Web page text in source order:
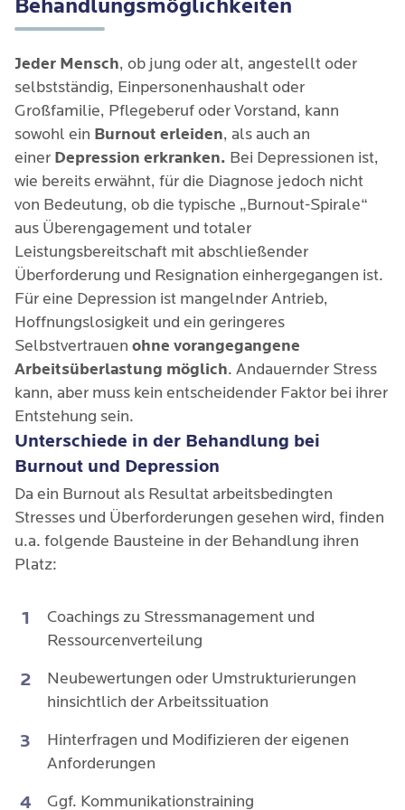
Behandlungsmöglichkeiten
Jeder Mensch, ob jung oder alt, angestellt oder
selbstständig, Einpersonenhaushalt oder
Großfamilie, Pflegeberuf oder Vorstand, kann
sowohl ein Burnout erleiden, als auch an
einer Depression erkranken. Bei Depressionen ist,
wie bereits erwähnt, für die Diagnose jedoch nicht
von Bedeutung, ob die typische „Burnout-Spirale“
aus Überengagement und totaler
Leistungsbereitschaft mit abschließender
Überforderung und Resignation einhergegangen ist.
Für eine Depression ist mangelnder Antrieb,
Hoffnungslosigkeit und ein geringeres
Selbstvertrauen ohne vorangegangene
Arbeitsüberlastung möglich. Andauernder Stress
kann, aber muss kein entscheidender Faktor bei ihrer
Entstehung sein.
Unterschiede in der Behandlung bei
Burnout und Depression
Da ein Burnout als Resultat arbeitsbedingten
Stresses und Überforderungen gesehen wird, finden
u.a. folgende Bausteine in der Behandlung ihren
Platz:
Coachings zu Stressmanagement und
Ressourcenverteilung
Neubewertungen oder Umstrukturierungen
hinsichtlich der Arbeitssituation
Hinterfragen und Modifizieren der eigenen
Anforderungen
Ggf. Kommunikationstraining